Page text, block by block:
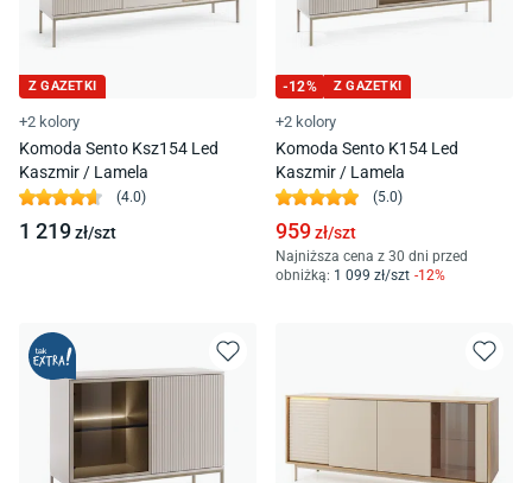
Z GAZETKI
+2 kolory
Komoda Sento Ksz154 Led
Kaszmir / Lamela
(4.0)
1 219zł/szt
-12% Z GAZETKI
+2 kolory
Komoda Sento K154 Led
Kaszmir / Lamela
(5.0)
959zł/szt
Najniższa cena z 30 dni przed
obniżką: 1 099 zł/szt -12%